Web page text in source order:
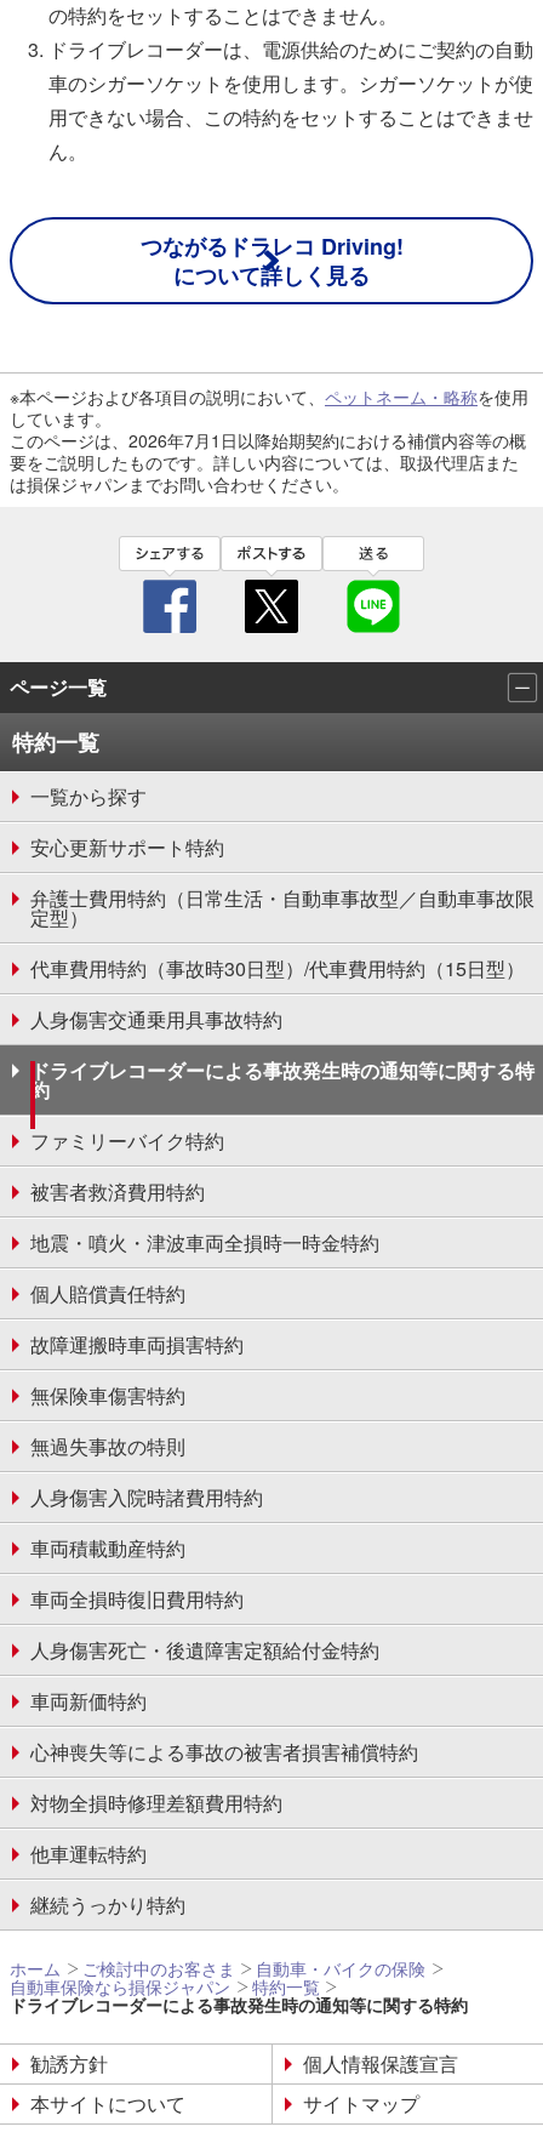
の特約をセットすることはできません。
ドライブレコーダーは、電源供給のためにご契約の自動
車のシガーソケットを使用します。シガーソケットが使
用できない場合、この特約をセットすることはできませ
ん。
つながるドラレコ Driving!
について詳しく見る
※本ページおよび各項目の説明において、 ペットネーム・略称を使用
しています。
このページは、2026年7月1日以降始期契約における補償内容等の概
要をご説明したものです。詳しい内容については、取扱代理店また
は損保ジャパンまでお問い合わせください。
facebook twitter
ページ一覧
特約一覧
⼀覧から探す
安心更新サポート特約
弁護士費用特約（日常生活・自動車事故型／自動車事故限
定型）
代車費用特約（事故時30日型）/代車費用特約（15日型）
人身傷害交通乗用具事故特約
ドライブレコーダーによる事故発生時の通知等に関する特
約
ファミリーバイク特約
被害者救済費用特約
地震・噴火・津波車両全損時一時金特約
個人賠償責任特約
故障運搬時⾞両損害特約
無保険車傷害特約
無過失事故の特則
⼈⾝傷害⼊院時諸費⽤特約
車両積載動産特約
車両全損時復旧費用特約
人身傷害死亡・後遺障害定額給付金特約
車両新価特約
心神喪失等による事故の被害者損害補償特約
対物全損時修理差額費⽤特約
他車運転特約
継続うっかり特約
ホーム ご検討中のお客さま 自動車・バイクの保険
自動車保険なら損保ジャパン 特約一覧
ドライブレコーダーによる事故発生時の通知等に関する特約
勧誘方針
個人情報保護宣言
本サイトについて
サイトマップ